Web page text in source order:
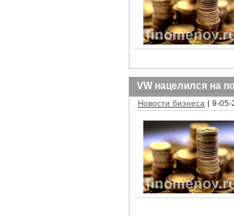
VW нацелился на
Новости бизнеса | 9-05-